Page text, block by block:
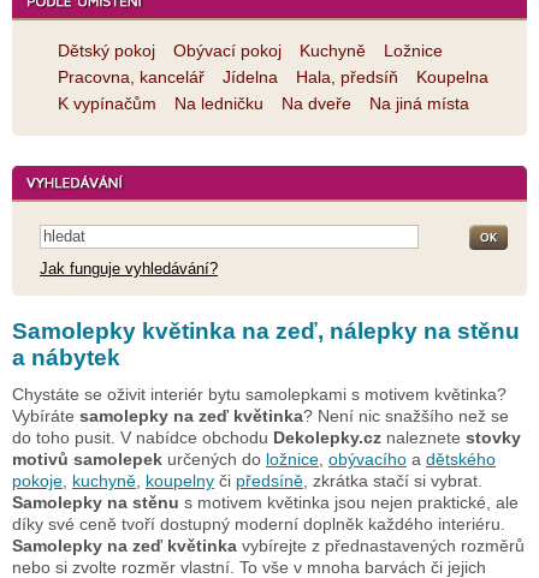
Dětský pokoj Obývací pokoj Kuchyně
Ložnice
Pracovna, kancelář
Jídelna Hala, předsíň
Koupelna
K vypínačům
Na ledničku Na dveře Na jiná místa
Jak funguje vyhledávání?
Samolepky květinka na zeď, nálepky na stěnu
a nábytek
Chystáte se oživit interiér bytu samolepkami s motivem květinka?
Vybíráte samolepky na zeď květinka? Není nic snažšího než se
do toho pusit. V nabídce obchodu Dekolepky.cz naleznete stovky
motivů samolepek určených do ložnice obývacího a dětského
pokoje kuchyně koupelny či předsíně , zkrátka stačí si vybrat.
Samolepky na stěnu s motivem květinka jsou nejen praktické, ale
díky své ceně tvoří dostupný moderní doplněk každého interiéru.
Samolepky na zeď květinka vybírejte z přednastavených rozměrů
nebo si zvolte rozměr vlastní. To vše v mnoha barvách či jejich